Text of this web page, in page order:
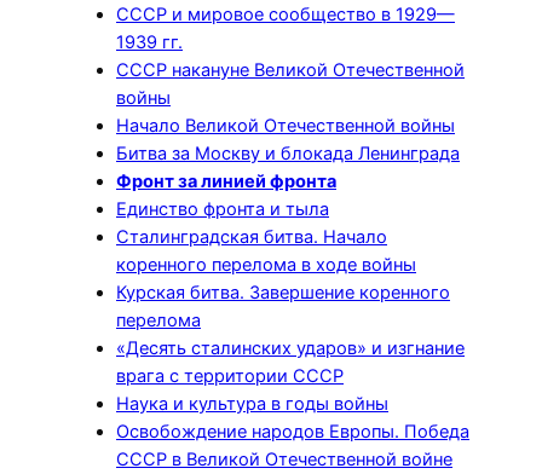
СССР и мировое сообщество в 1929—
1939 гг.
СССР накануне Великой Отечественной
войны
Начало Великой Отечественной войны
Битва за Москву и блокада Ленинграда
Фронт за линией фронта
Единство фронта и тыла
Сталинградская битва. Начало
коренного перелома в ходе войны
Курская битва. Завершение коренного
перелома
«Десять сталинских ударов» и изгнание
врага с территории СССР
Наука и культура в годы войны
Освобождение народов Европы. Победа
СССР в Великой Отечественной войне